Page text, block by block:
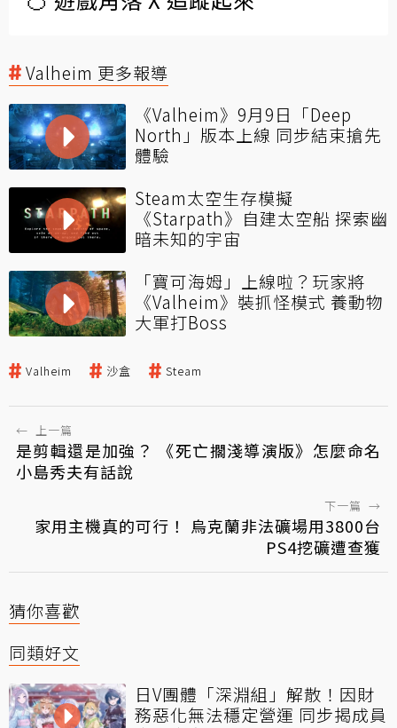
Valheim 更多報導
《Valheim》9月9日「Deep
North」版本上線 同步結束搶先
體驗
Steam太空生存模擬
《Starpath》自建太空船 探索幽
暗未知的宇宙
「寶可海姆」上線啦？玩家將
《Valheim》裝抓怪模式 養動物
大軍打Boss
Valheim 沙盒 Steam
← 上一篇
是剪輯還是加強？ 《死亡擱淺導演版》怎麼命名
小島秀夫有話說
下一篇 →
家用主機真的可行！ 烏克蘭非法礦場用3800台
PS4挖礦遭查獲
猜你喜歡
同類好文
日V團體「深淵組」解散！因財
務惡化無法穩定營運 同步揭成員